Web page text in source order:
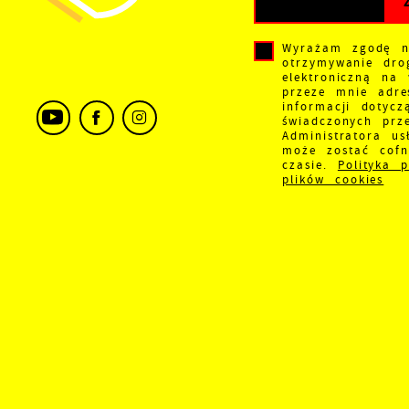
Wyrażam zgodę
otrzymywanie
elektroniczną na
przeze mnie
informacji
świadczonych
Administratora
może zostać
czasie. Polityka
plików cookies